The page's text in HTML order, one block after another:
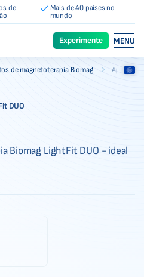
de
Mais de 40 países no
mundo
Experimente MENU
de magnetoterapia Biomag
DUO